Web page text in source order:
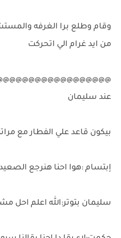
وقام وطلع برا الغرفه
من ايد غرام الي اتحركت
عند سليمان
بيكون قاعد علي الفطار مع
إبتسام :هوا احنا هنرجع الصعيد
سليمان بتوتر:الله اعلم احل